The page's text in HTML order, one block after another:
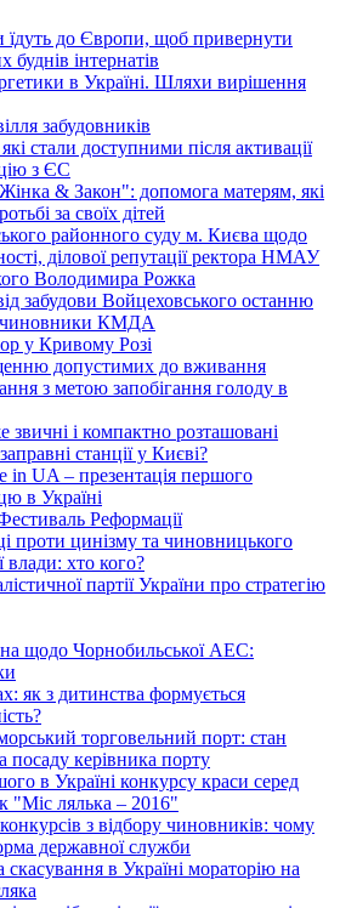
їдуть до Європи, щоб привернути
інтернатів
в Україні. Шляхи вирішення
забудовників
стали доступними після активації
з ЄС
& Закон": допомога матерям, які
за своїх дітей
районного суду м. Києва щодо
ділової репутації ректора НМАУ
Володимира Рожка
забудови Войцеховського останню
чиновники КМДА
у Кривому Розі
допустимих до вживання
з метою запобігання голоду в
звичні і компактно розташовані
станції у Києві?
in UA – презентація першого
в Україні
Реформації
проти цинізму та чиновницького
влади: хто кого?
партії України про стратегію
щодо Чорнобильської АЕС:
як з дитинства формується
торговельний порт: стан
посаду керівника порту
в Україні конкурсу краси серед
"Міс лялька – 2016"
з відбору чиновників: чому
державної служби
скасування в Україні мораторію на